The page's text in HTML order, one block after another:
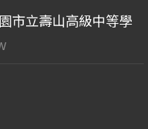
市立壽山高級中等學